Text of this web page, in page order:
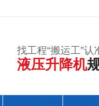
找工程“搬运工”
液压升降机